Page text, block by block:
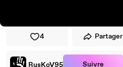
4 Partager
RusKoV95 Suivre